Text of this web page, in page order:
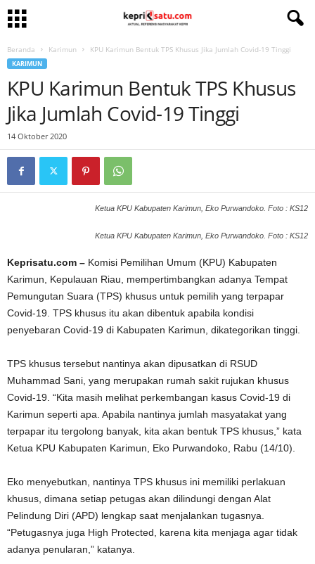
Beranda Karimun KPU Karimun Bentuk TPS Khusus Jika Jumlah Covid-19 Tinggi
KARIMUN
KPU Karimun Bentuk TPS Khusus
Jika Jumlah Covid-19 Tinggi
14 Oktober 2020
Ketua KPU Kabupaten Karimun, Eko Purwandoko. Foto : KS12
Ketua KPU Kabupaten Karimun, Eko Purwandoko. Foto : KS12
Keprisatu.com – Komisi Pemilihan Umum (KPU) Kabupaten
Karimun, Kepulauan Riau, mempertimbangkan adanya Tempat
Pemungutan Suara (TPS) khusus untuk pemilih yang terpapar
Covid-19. TPS khusus itu akan dibentuk apabila kondisi
penyebaran Covid-19 di Kabupaten Karimun, dikategorikan tinggi.
TPS khusus tersebut nantinya akan dipusatkan di RSUD
Muhammad Sani, yang merupakan rumah sakit rujukan khusus
Covid-19. “Kita masih melihat perkembangan kasus Covid-19 di
Karimun seperti apa. Apabila nantinya jumlah masyatakat yang
terpapar itu tergolong banyak, kita akan bentuk TPS khusus,” kata
Ketua KPU Kabupaten Karimun, Eko Purwandoko, Rabu (14/10).
Eko menyebutkan, nantinya TPS khusus ini memiliki perlakuan
khusus, dimana setiap petugas akan dilindungi dengan Alat
Pelindung Diri (APD) lengkap saat menjalankan tugasnya.
“Petugasnya juga High Protected, karena kita menjaga agar tidak
adanya penularan,” katanya.